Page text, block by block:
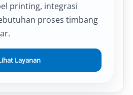
printing, integrasi
proses timbang
Layanan